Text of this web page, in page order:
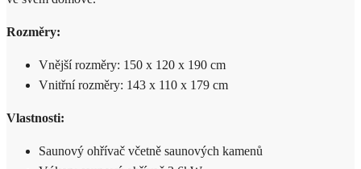
Rozměry:
Vnější rozměry: 150 x 120 x 190 cm
Vnitřní rozměry: 143 x 110 x 179 cm
Vlastnosti:
Saunový ohřívač včetně saunových kamenů